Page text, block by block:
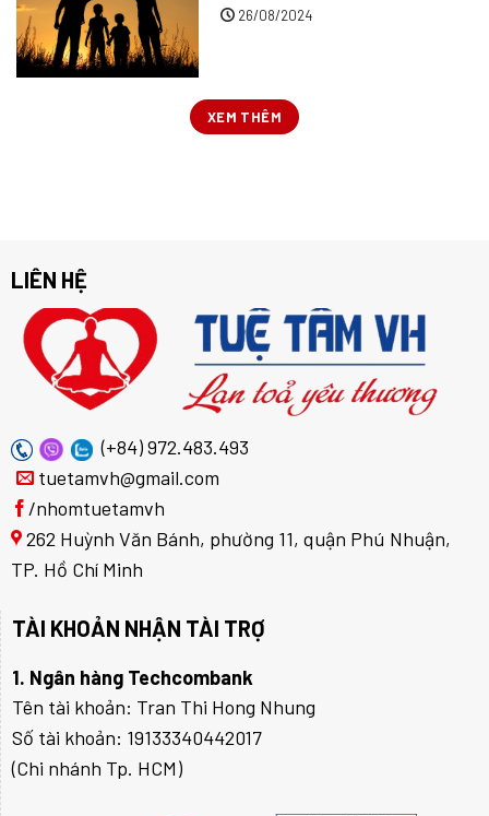
26/08/2024
XEM THÊM
LIÊN HỆ
(+84) 972.483.493
tuetamvh@gmail.com
/nhomtuetamvh
262 Huỳnh Văn Bánh, phường 11, quận Phú Nhuận,
TP. Hồ Chí Minh
TÀI KHOẢN NHẬN TÀI TRỢ
1. Ngân hàng Techcombank
Tên tài khoản: Tran Thi Hong Nhung
Số tài khoản: 19133340442017
(Chi nhánh Tp. HCM)